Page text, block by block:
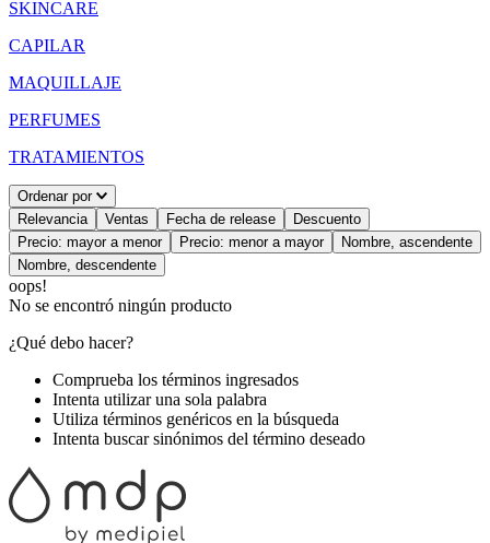
SKINCARE
CAPILAR
MAQUILLAJE
PERFUMES
TRATAMIENTOS
Ordenar por
Relevancia
Ventas Fecha de release
Descuento
Precio: mayor a menor
Precio: menor a mayor
Nombre, ascendente
Nombre, descendente
oops!
No se encontró ningún producto
¿Qué debo hacer?
Comprueba los términos ingresados
Intenta utilizar una sola palabra
Utiliza términos genéricos en la búsqueda
Intenta buscar sinónimos del término deseado